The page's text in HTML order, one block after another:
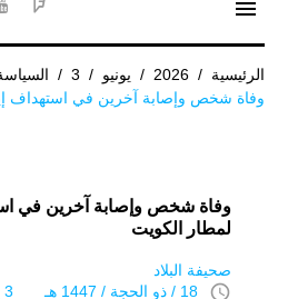
menu
الرئيسية /
2026
/ يونيو /
3
/
وفاة شخص وإصابة آخرين في استهداف
وفاة شخص وإصابة آخرين في
لمطار الكويت
صحيفة البلاد
access_time 18 / ذو الحجة / 1447 هـ 3 يونيو 2026